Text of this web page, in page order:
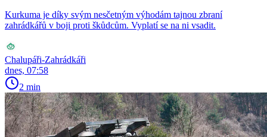
Kurkuma je díky svým nesčetným výhodám tajnou zbraní
zahrádkářů v boji proti škůdcům. Vyplatí se na ni vsadit.
Chalupáři-Zahrádkáři
dnes, 07:58
2 min